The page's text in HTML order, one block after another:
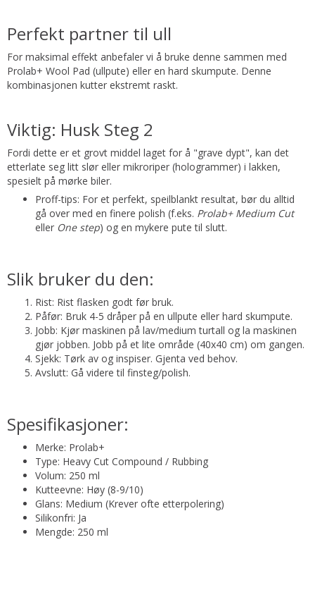
Perfekt partner til ull
For maksimal effekt anbefaler vi å bruke denne sammen med
Prolab+ Wool Pad (ullpute) eller en hard skumpute. Denne
kombinasjonen kutter ekstremt raskt.
Viktig: Husk Steg 2
Fordi dette er et grovt middel laget for å "grave dypt", kan det
etterlate seg litt slør eller mikroriper (hologrammer) i lakken,
spesielt på mørke biler.
Proff-tips: For et perfekt, speilblankt resultat, bør du alltid
gå over med en finere polish (f.eks. Prolab+ Medium Cut
eller One step) og en mykere pute til slutt.
Slik bruker du den:
Rist: Rist flasken godt før bruk.
Påfør: Bruk 4-5 dråper på en ullpute eller hard skumpute.
Jobb: Kjør maskinen på lav/medium turtall og la maskinen
gjør jobben. Jobb på et lite område (40x40 cm) om gangen.
Sjekk: Tørk av og inspiser. Gjenta ved behov.
Avslutt: Gå videre til finsteg/polish.
Spesifikasjoner:
Merke: Prolab+
Type: Heavy Cut Compound / Rubbing
Volum: 250 ml
Kutteevne: Høy (8-9/10)
Glans: Medium (Krever ofte etterpolering)
Silikonfri: Ja
Mengde: 250 ml